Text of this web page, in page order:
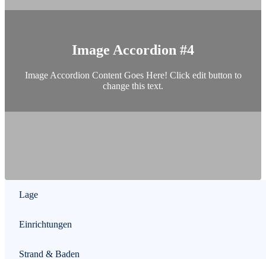
Image Accordion #4
Image Accordion Content Goes Here! Click edit button to
change this text.
Lage
Einrichtungen
Strand & Baden